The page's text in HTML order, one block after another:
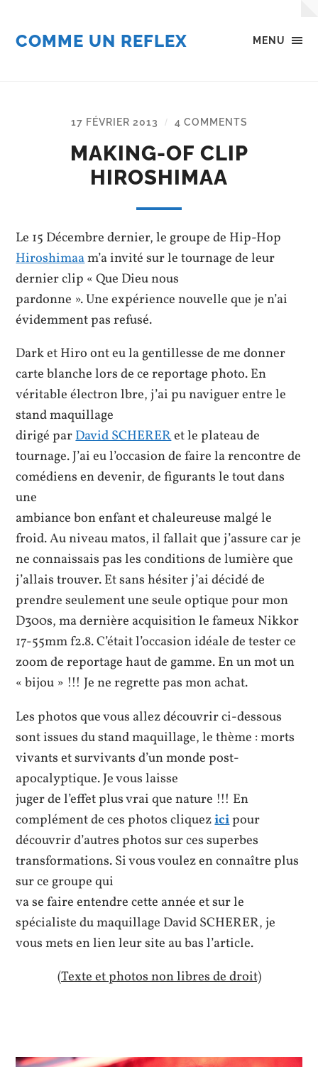
MENU
COMME UN REFLEX
17 FÉVRIER 2013 / 4 COMMENTS
MAKING-OF CLIP
HIROSHIMAA
Le 15 Décembre dernier, le groupe de Hip-Hop
Hiroshimaam’a invité sur le tournage de leur
dernier clip « Que Dieu nous
pardonne ». Une expérience nouvelle que je n’ai
évidemment pas refusé.
Dark et Hiro ont eu la gentillesse de me donner
carte blanche lors de ce reportage photo. En
véritable électron lbre, j’ai pu naviguer entre le
stand maquillage
dirigé parDavid SCHERERet le plateau de
tournage. J’ai eu l’occasion de faire la rencontre de
comédiens en devenir, de figurants le tout dans
une
ambiance bon enfant et chaleureuse malgé le
froid. Au niveau matos, il fallait que j’assure car je
ne connaissais pas les conditions de lumière que
j’allais trouver. Et sans hésiter j’ai décidéde
prendre seulement une seule optique pour mon
D300s, ma dernière acquisition le fameux Nikkor
17-55mm f2.8. C’était l’occasion idéale de tester ce
zoom de reportage haut de gamme. En un mot un
« bijou » !!! Je ne regrette pas mon achat.
Les photos que vous allez découvrir ci-dessous
sont issues du stand maquillage, le thème : morts
vivants et survivants d’un monde post-
apocalyptique. Je vous laisse
juger de l’effet plus vrai que nature !!! En
complément de ces photos cliquezicipour
découvrir d’autres photos sur ces superbes
transformations. Si vous voulez en connaître plus
sur ce groupe qui
va se faire entendre cette année et sur le
spécialiste du maquillage David SCHERER, je
vous mets en lien leur site au bas l’article.
(Texte et photos non libres de droit)